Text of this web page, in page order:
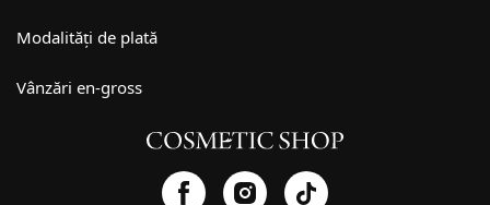
Modalități de plată
Vânzări en-gross